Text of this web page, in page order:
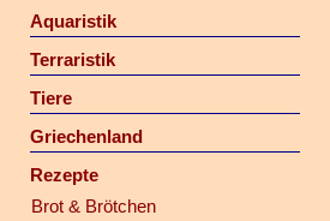
Aquaristik
Terraristik
Tiere
Griechenland
Rezepte
Brot & Brötchen